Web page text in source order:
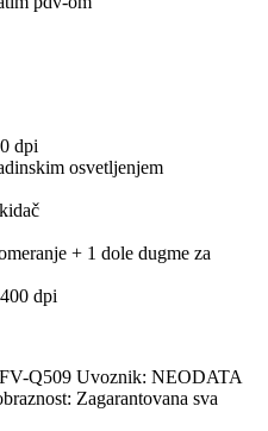
dpi
osvetljenjem
+ 1 dole dugme za
dpi
Q509 Uvoznik: NEODATA
Zagarantovana sva